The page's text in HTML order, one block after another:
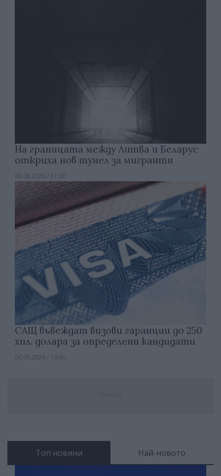
На границата между Литва и Беларус
откриха нов тунел за мигранти
06.08.2026 / 11:00
САЩ въвеждат визови гаранции до 250
хил. долара за определени кандидати
06.08.2026 / 10:00
Топ новини Най-новото